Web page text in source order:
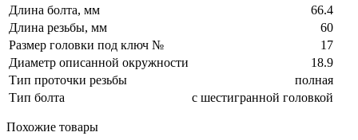
Длина болта, мм
66.4
Длина резьбы, мм
60
Размер головки под ключ №
17
Диаметр описанной окружности
18.9
Тип проточки резьбы
полная
Тип болта
с шестигранной головкой
Похожие товары